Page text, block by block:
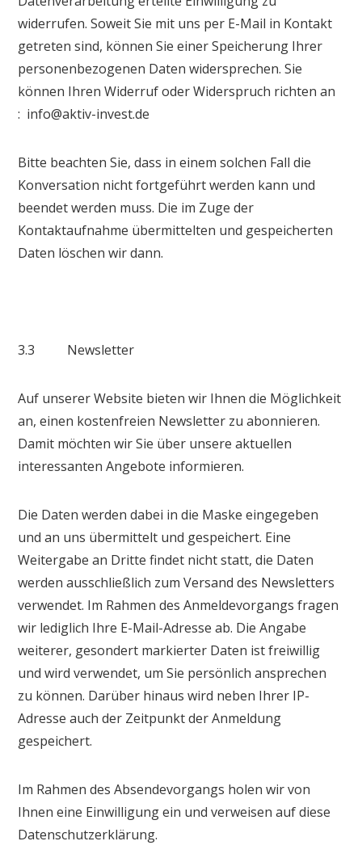
widerrufen. Soweit Sie mit uns per E-Mail in Kontakt
getreten sind, können Sie einer Speicherung Ihrer
personenbezogenen Daten widersprechen. Sie
können Ihren Widerruf oder Widerspruch richten an
: info@aktiv-invest.de
Bitte beachten Sie, dass in einem solchen Fall die
Konversation nicht fortgeführt werden kann und
beendet werden muss. Die im Zuge der
Kontaktaufnahme übermittelten und gespeicherten
Daten löschen wir dann.
3.3 Newsletter
Auf unserer Website bieten wir Ihnen die Möglichkeit
an, einen kostenfreien Newsletter zu abonnieren.
Damit möchten wir Sie über unsere aktuellen
interessanten Angebote informieren.
Die Daten werden dabei in die Maske eingegeben
und an uns übermittelt und gespeichert. Eine
Weitergabe an Dritte findet nicht statt, die Daten
werden ausschließlich zum Versand des Newsletters
verwendet. Im Rahmen des Anmeldevorgangs fragen
wir lediglich Ihre E-Mail-Adresse ab. Die Angabe
weiterer, gesondert markierter Daten ist freiwillig
und wird verwendet, um Sie persönlich ansprechen
zu können. Darüber hinaus wird neben Ihrer IP-
Adresse auch der Zeitpunkt der Anmeldung
gespeichert.
Im Rahmen des Absendevorgangs holen wir von
Ihnen eine Einwilligung ein und verweisen auf diese
Datenschutzerklärung.